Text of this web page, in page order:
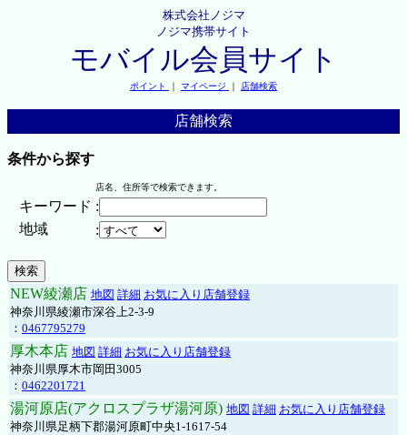
株式会社ノジマ
ノジマ携帯サイト
モバイル会員サイト
ポイント ｜ マイページ ｜ 店舗検索
店舗検索
条件から探す
店名、住所等で検索できます。
キーワード :
地域
:
NEW綾瀬店 地図 詳細 お気に入り店舗登録
神奈川県綾瀬市深谷上2-3-9
： 0467795279
厚木本店 地図 詳細 お気に入り店舗登録
神奈川県厚木市岡田3005
： 0462201721
湯河原店(アクロスプラザ湯河原) 地図 詳細 お気に入り店舗登録
神奈川県足柄下郡湯河原町中央1-1617-54